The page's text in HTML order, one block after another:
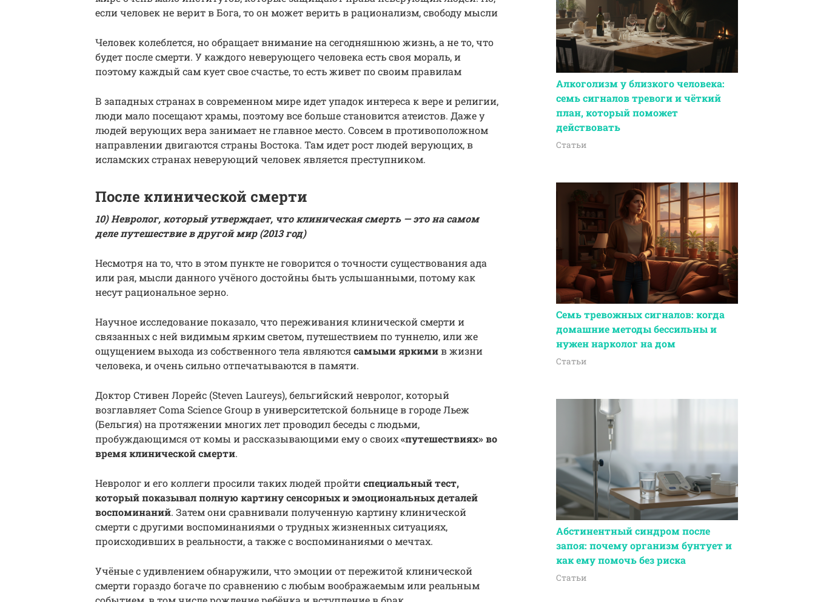
если человек не верит в Бога, то он может верить в рационализм, свободу мысли
Человек колеблется, но обращает внимание на сегодняшнюю жизнь, а не то, что
будет после смерти. У каждого неверующего человека есть своя мораль, и
поэтому каждый сам кует свое счастье, то есть живет по своим правилам
В западных странах в современном мире идет упадок интереса к вере и религии,
люди мало посещают храмы, поэтому все больше становится атеистов. Даже у
людей верующих вера занимает не главное место. Совсем в противоположном
направлении двигаются страны Востока. Там идет рост людей верующих, в
исламских странах неверующий человек является преступником.
После клинической смерти
10) Невролог, который утверждает, что клиническая смерть — это на самом
деле путешествие в другой мир (2013 год)
Несмотря на то, что в этом пункте не говорится о точности существования ада
или рая, мысли данного учёного достойны быть услышанными, потому как
несут рациональное зерно.
Научное исследование показало, что переживания клинической смерти и
связанных с ней видимым ярким светом, путешествием по туннелю, или же
ощущением выхода из собственного тела являютсясамыми яркимив жизни
человека, и очень сильно отпечатываются в памяти.
Доктор Стивен Лорейс (Steven Laureys), бельгийский невролог, который
возглавляет Coma Science Group в университетской больнице в городе Льеж
(Бельгия) на протяжении многих лет проводил беседы с людьми,
пробуждающимся от комы и рассказывающими ему о своих«путешествиях» во
время клинической смерти.
Невролог и его коллеги просили таких людей пройти специальный тест,
который показывал полную картину сенсорных и эмоциональных деталей
воспоминаний. Затем они сравнивали полученную картину клинической
смерти с другими воспоминаниями о трудных жизненных ситуациях,
происходивших в реальности, а также с воспоминаниями о мечтах.
Учёные с удивлением обнаружили, что эмоции от пережитой клинической
смерти гораздо богаче по сравнению с любым воображаемым или реальным
Алкоголизм у близкого человека:
семь сигналов тревоги и чёткий
план, который поможет
действовать
Статьи
Семь тревожных сигналов: когда
домашние методы бессильны и
нужен нарколог на дом
Статьи
Абстинентный синдром после
запоя: почему организм бунтует и
как ему помочь без риска
Статьи